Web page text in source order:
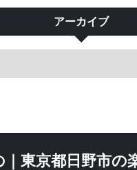
アーカイブ
東京都日野市の